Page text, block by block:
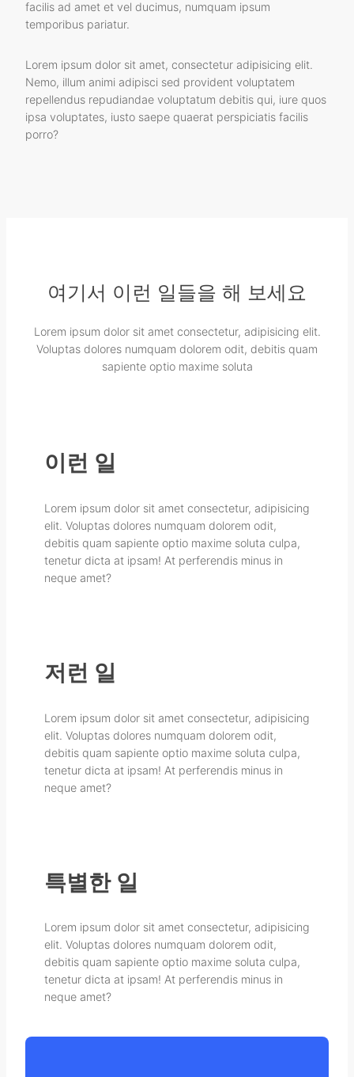
facilis ad amet et vel ducimus, numquam ipsum
temporibus pariatur.
Lorem ipsum dolor sit amet, consectetur adipisicing elit.
Nemo, illum animi adipisci sed provident voluptatem
repellendus repudiandae voluptatum debitis qui, iure quos
ipsa voluptates, iusto saepe quaerat perspiciatis facilis
porro?
여기서 이런 일들을 해 보세요
Lorem ipsum dolor sit amet consectetur, adipisicing elit.
Voluptas dolores numquam dolorem odit, debitis quam
sapiente optio maxime soluta
이런 일
Lorem ipsum dolor sit amet consectetur, adipisicing
elit. Voluptas dolores numquam dolorem odit,
debitis quam sapiente optio maxime soluta culpa,
tenetur dicta at ipsam! At perferendis minus in
neque amet?
저런 일
Lorem ipsum dolor sit amet consectetur, adipisicing
elit. Voluptas dolores numquam dolorem odit,
debitis quam sapiente optio maxime soluta culpa,
tenetur dicta at ipsam! At perferendis minus in
neque amet?
특별한 일
Lorem ipsum dolor sit amet consectetur, adipisicing
elit. Voluptas dolores numquam dolorem odit,
debitis quam sapiente optio maxime soluta culpa,
tenetur dicta at ipsam! At perferendis minus in
neque amet?